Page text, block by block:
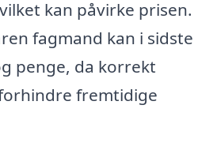
kan påvirke prisen.
fagmand kan i sidste
penge, da korrekt
fremtidige